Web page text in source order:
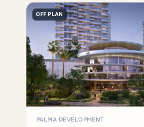
OFF PLAN
PALMA DEVELOPMENT